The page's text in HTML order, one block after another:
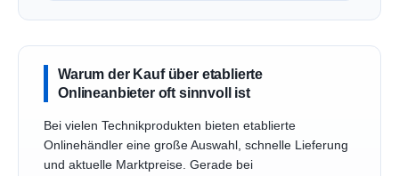
Warum der Kauf über etablierte
Onlineanbieter oft sinnvoll ist
Bei vielen Technikprodukten bieten etablierte
Onlinehändler eine große Auswahl, schnelle Lieferung
und aktuelle Marktpreise. Gerade bei